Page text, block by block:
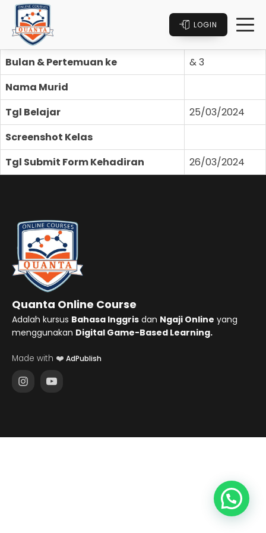
LOGIN
Bulan & Pertemuan ke
& 3
Nama Murid
Tgl Belajar
25/03/2024
Screenshot Kelas
Tgl Submit Form Kehadiran
26/03/2024
Quanta Online Course
Adalah kursus Bahasa Inggris dan Ngaji Online yang
menggunakan Digital Game-Based Learning.
Made with ❤️ AdPublish